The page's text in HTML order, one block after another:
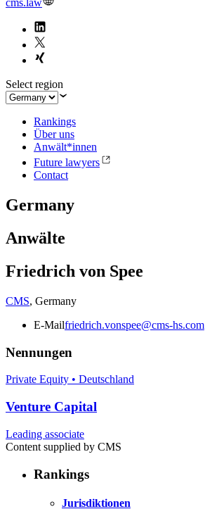
cms.law
Select region
Rankings
Über uns
Anwält*innen
Future lawyers
Contact
Germany
Anwälte
Friedrich von Spee
CMS, Germany
E-Mailfriedrich.vonspee@cms-hs.com
Nennungen
Private Equity • Deutschland
Venture Capital
Leading associate
Content supplied by CMS
Rankings
Jurisdiktionen